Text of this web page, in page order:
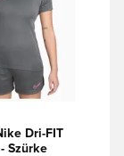
Dri-FIT
Szürke